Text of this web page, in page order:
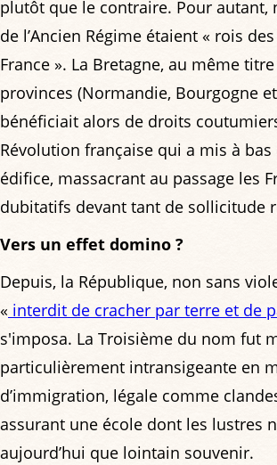
plutôt que le contraire. Pour autant,
de l’Ancien Régime étaient « rois
France ». La Bretagne, au même
provinces (Normandie, Bourgogne
bénéficiait alors de droits
Révolution française qui a mis à
édifice, massacrant au passage les
dubitatifs devant tant de sollicitude
Vers un effet domino ?
Depuis, la République, non sans
« interdit de cracher par terre et de
s'imposa. La Troisième du nom fut
particulièrement intransigeante en
d’immigration, légale comme
assurant une école dont les lustres
aujourd’hui que lointain souvenir.